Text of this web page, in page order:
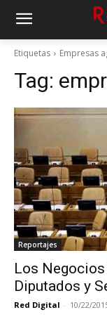
Etiquetas Empresas
Tag:
Reportajes
Los
Diputados y
Red Digital - 10/22/